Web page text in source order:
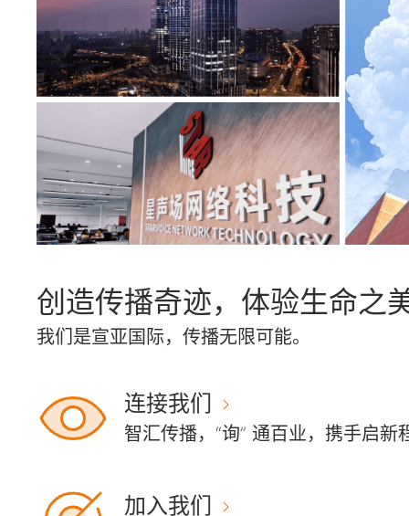
创造传播奇迹，体验生命之
我们是宣亚国际，传播无限可能。
连接我们
智汇传播，“询” 通百业，携手启新
加入我们